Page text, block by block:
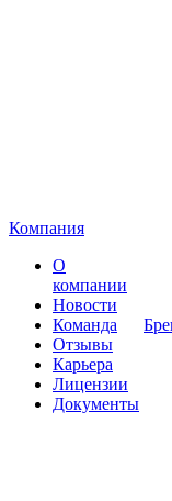
Компания
О
компании
Новости
Команда
Отзывы
Карьера
Лицензии
Документы